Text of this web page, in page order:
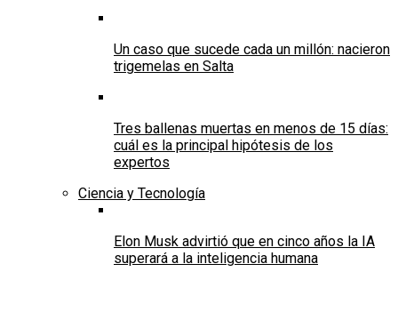
Un caso que sucede cada un millón: nacieron
trigemelas en Salta
Tres ballenas muertas en menos de 15 días:
cuál es la principal hipótesis de los
expertos
Ciencia y Tecnología
Elon Musk advirtió que en cinco años la IA
superará a la inteligencia humana